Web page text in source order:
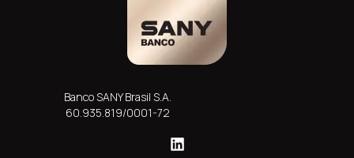
Banco SANY Brasil S.A.
60.935.819/0001-72